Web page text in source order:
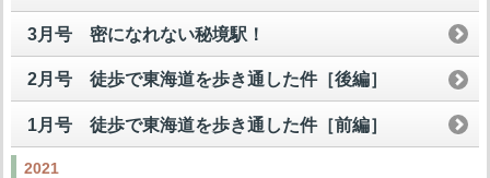
3月号 密になれない秘境駅！
2月号 徒歩で東海道を歩き通した件［後編］
1月号 徒歩で東海道を歩き通した件［前編］
2021